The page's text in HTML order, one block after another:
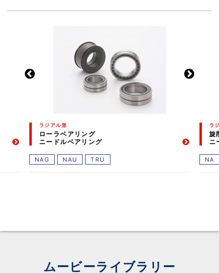
ラジアル形
ローラベアリング
ニードルベアリング
NAG NAU TRU
ラ
旋
ニ
NA
ムービーライブラリー